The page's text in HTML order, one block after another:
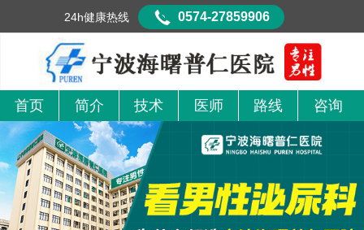
首页 简介 技术 医师 路线 咨询
24h健康热线 0574-27859906